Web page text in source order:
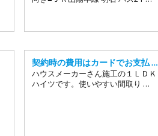
契約時の費用はカードでお支払 …
ハウスメーカーさん施工の１ＬＤＫ
ハイツです。使いやすい間取り …